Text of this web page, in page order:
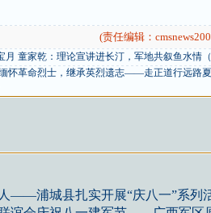
(责任编辑：
月 童家乾：理论宣讲进长汀，军地共叙鱼水情
怀革命烈士，继承英烈遗志——走正道行远路
——浦城县扎实开展“庆八一”系列